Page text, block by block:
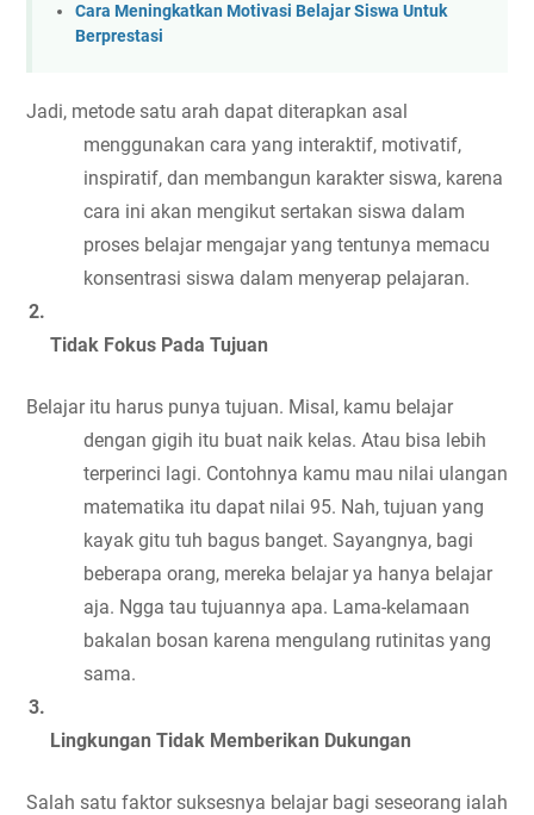
Cara Meningkatkan Motivasi Belajar Siswa Untuk
Berprestasi
Jadi, metode satu arah dapat diterapkan asal
menggunakan cara yang interaktif, motivatif,
inspiratif, dan membangun karakter siswa, karena
cara ini akan mengikut sertakan siswa dalam
proses belajar mengajar yang tentunya memacu
konsentrasi siswa dalam menyerap pelajaran.
Tidak Fokus Pada Tujuan
Belajar itu harus punya tujuan. Misal, kamu belajar
dengan gigih itu buat naik kelas. Atau bisa lebih
terperinci lagi. Contohnya kamu mau nilai ulangan
matematika itu dapat nilai 95. Nah, tujuan yang
kayak gitu tuh bagus banget. Sayangnya, bagi
beberapa orang, mereka belajar ya hanya belajar
aja. Ngga tau tujuannya apa. Lama-kelamaan
bakalan bosan karena mengulang rutinitas yang
sama.
Lingkungan Tidak Memberikan Dukungan
Salah satu faktor suksesnya belajar bagi seseorang ialah